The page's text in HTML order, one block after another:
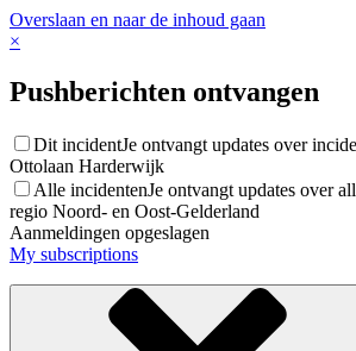
Overslaan en naar de inhoud gaan
×
Pushberichten ontvangen
Dit incidentJe ontvangt updates over
Ottolaan Harderwijk
Alle incidentenJe ontvangt updates over
regio Noord- en Oost-Gelderland
Aanmeldingen opgeslagen
My subscriptions